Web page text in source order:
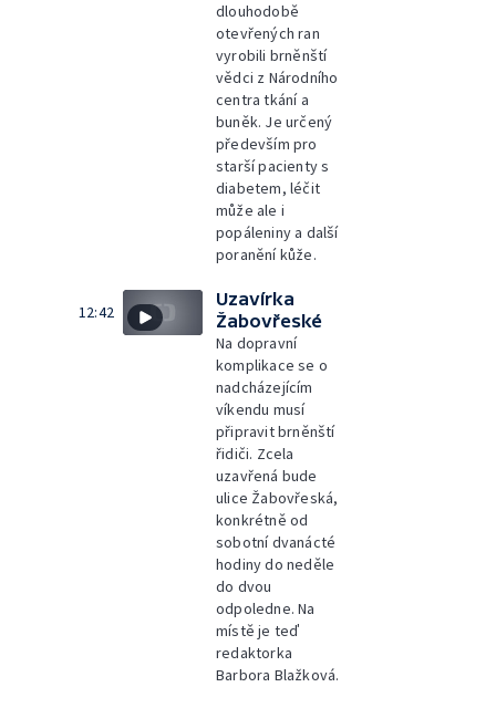
dlouhodobě
otevřených ran
vyrobili brněnští
vědci z Národního
centra tkání a
buněk. Je určený
především pro
starší pacienty s
diabetem, léčit
může ale i
popáleniny a další
poranění kůže.
12:42
Uzavírka
Žabovřeské
Na dopravní
komplikace se o
nadcházejícím
víkendu musí
připravit brněnští
řidiči. Zcela
uzavřená bude
ulice Žabovřeská,
konkrétně od
sobotní dvanácté
hodiny do neděle
do dvou
odpoledne. Na
místě je teď
redaktorka
Barbora Blažková.